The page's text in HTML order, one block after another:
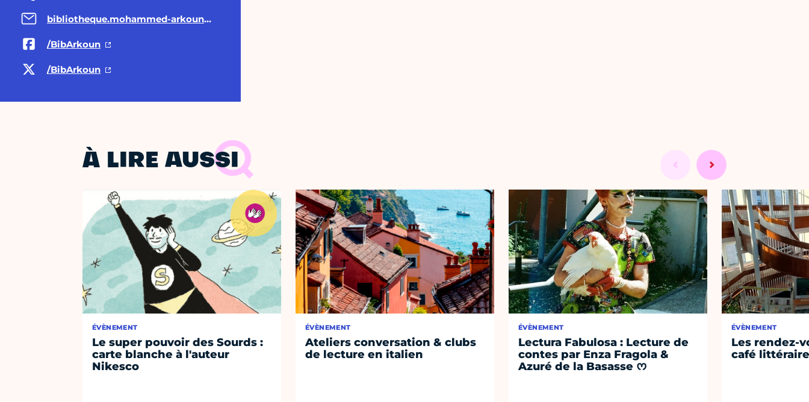
bibliotheque.mohammed-arkoun@paris.fr
/BibArkoun
/BibArkoun
À LIRE AUSSI
ÉVÈNEMENT
Le super pouvoir des Sourds :
carte blanche à l'auteur
Nikesco
ÉVÈNEMENT
Ateliers conversation & clubs
de lecture en italien
ÉVÈNEMENT
Lectura Fabulosa : Lecture de
contes par Enza Fragola &
Azuré de la Basasse ᰔ
ÉVÈNEMENT
Les rendez-
café